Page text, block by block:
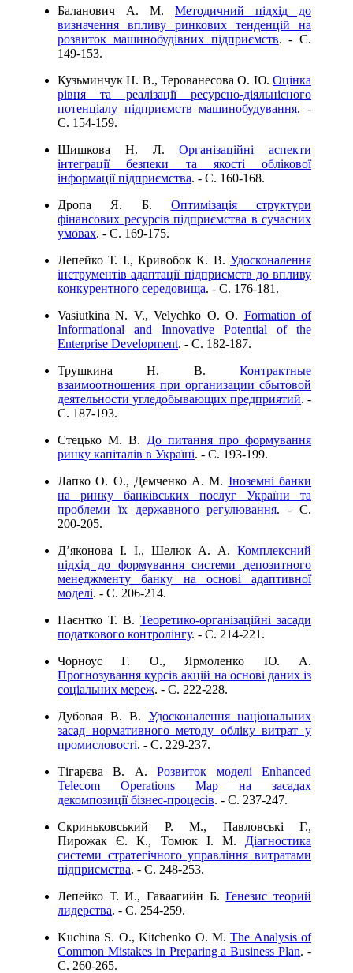
Баланович А. М. Методичний підхід до
визначення впливу ринкових тенденцій на
розвиток машинобудівних підприємств. - C.
149-153.
Кузьминчук Н. В., Терованесова О. Ю. Оцінка
рівня та реалізації ресурсно-діяльнісного
потенціалу підприємств машинобудування. -
C. 154-159.
Шишкова Н. Л.Організаційні аспекти
інтеграції безпеки та якості облікової
інформації підприємства. - C. 160-168.
Дропа Я. Б. Оптимізація структури
фінансових ресурсів підприємства в сучасних
умовах. - C. 169-175.
Лепейко Т. І., Кривобок К. В. Удосконалення
інструментів адаптації підприємств до впливу
конкурентного середовища. - C. 176-181.
Vasiutkina N. V., Velychko O. O. Formation of
Informational and Innovative Potential of the
Enterprise Development. - C. 182-187.
Трушкина Н. В. Контрактные
взаимоотношения при организации сбытовой
деятельности угледобывающих предприятий. -
C. 187-193.
Стецько М. В. До питання про формування
ринку капіталів в Україні. - C. 193-199.
Лапко О. О., Демченко А. М. Іноземні банки
на ринку банківських послуг України та
проблеми їх державного регулювання. - C.
200-205.
Д’яконова І. І., Шелюк А. А. Комплексний
підхід до формування системи депозитного
менеджменту банку на основі адаптивної
моделі. - C. 206-214.
Паєнтко Т. В. Теоретико-організаційні засади
податкового контролінгу. - C. 214-221.
Чорноус Г. О., Ярмоленко Ю. А.
Прогнозування курсів акцій на основі даних із
соціальних мереж. - C. 222-228.
Дубовая В. В. Удосконалення національних
засад нормативного методу обліку витрат у
промисловості. - C. 229-237.
Тігарєва В. А.Розвиток моделі Enhanced
Telecom Operations Map на засадах
декомпозиції бізнес-процесів. - C. 237-247.
Скриньковський Р. М., Павловські Г.,
Пирожак Є. К., Томюк І. М. Діагностика
системи стратегічного управління витратами
підприємства. - C. 248-253.
Лепейко Т. И., Гаваагийн Б.Генезис теорий
лидерства. - C. 254-259.
Kuchina S. O., Kitchenko O. M.The Analysis of
Common Mistakes in Preparing a Business Plan. -
C. 260-265.